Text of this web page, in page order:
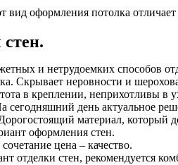
вид оформления потолка отличает
стен.
и нетрудоемких способов
. Скрывает неровности и
в креплении, неприхотливы в
сегодняшний день актуальное
материал, который
оформления стен.
сочетание цена – качество.
отделки стен, рекомендуется